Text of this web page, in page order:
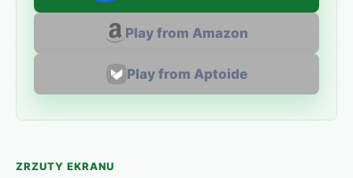
Play from Amazon
Play from Aptoide
ZRZUTY EKRANU